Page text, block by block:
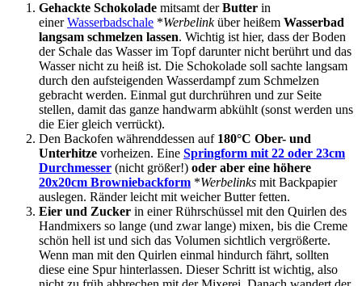
Gehackte Schokolade mitsamt derButter in
einerWasserbadschale *Werbelinküber heißem Wasserbad
langsam schmelzen lassen. Wichtig ist hier, dass der Boden
der Schale das Wasser im Topf darunter nicht berührt und das
Wasser nicht zu heiß ist. Die Schokolade soll sachte langsam
durch den aufsteigenden Wasserdampf zum Schmelzen
gebracht werden. Einmal gut durchrühren und zur Seite
stellen, damit das ganze handwarm abkühlt (sonst werden uns
die Eier gleich verrückt).
Den Backofen währenddessen auf 180°C Ober- und
Unterhitze vorheizen. Eine Springform mit 22 oder 23cm
Durchmesser (nicht größer!) oder aber eine höhere
20x20cm Browniebackform *Werbelinks mit Backpapier
auslegen. Ränder leicht mit weicher Butter fetten.
Eier und Zucker in einer Rührschüssel mit den Quirlen des
Handmixers so lange (und zwar lange) mixen, bis die Creme
schön hell ist und sich das Volumen sichtlich vergrößerte.
Wenn man mit den Quirlen einmal hindurch fährt, sollten
diese eine Spur hinterlassen. Dieser Schritt ist wichtig, also